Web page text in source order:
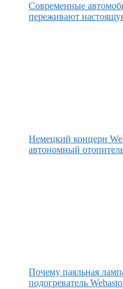
Современные
переживают
Немецкий концерн
автономный
Почему паяльная
подогреватель